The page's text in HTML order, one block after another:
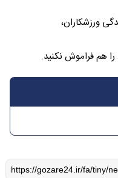
ورزشکاران،
را هم فراموش نکنید.